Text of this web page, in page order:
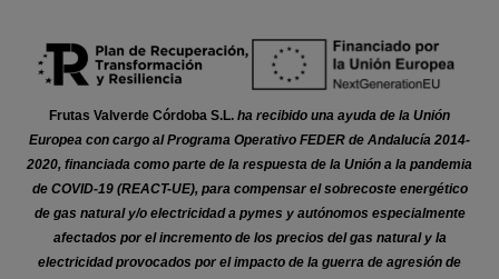
Frutas Valverde Córdoba S.L. ha recibido una ayuda de la Unión
Europea con cargo al Programa Operativo FEDER de Andalucía 2014-
2020, financiada como parte de la respuesta de la Unión a la pandemia
de COVID-19 (REACT-UE), para compensar el sobrecoste energético
de gas natural y/o electricidad a pymes y autónomos especialmente
afectados por el incremento de los precios del gas natural y la
electricidad provocados por el impacto de la guerra de agresión de